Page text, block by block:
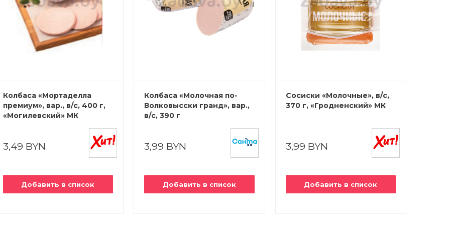
и сауны
рта
изделия и
и будки
фитнес-
Колбаса «Мортаделла
премиум», вар., в/с, 400 г,
«Могилевский» МК
3,49 BYN
Добавить в список
Колбаса «Молочная по-
Волковысски гранд», вар.,
в/с, 390 г
3,99 BYN
Добавить в список
Сосиски «Молочные», в/с,
370 г, «Гродненский» МК
3,99 BYN
Добавить в список